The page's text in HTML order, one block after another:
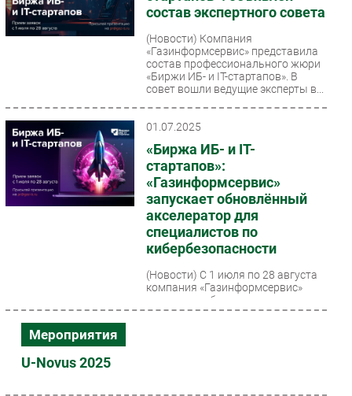
состав экспертного совета
(Новости) Компания
«Газинформсервис» представила
состав профессионального жюри
«Биржи ИБ- и IT-стартапов». В
совет вошли ведущие эксперты в...
01.07.2025
«Биржа ИБ- и IT-
стартапов»:
«Газинформсервис»
запускает обновлённый
акселератор для
специалистов по
кибербезопасности
(Новости) С 1 июля по 28 августа
компания «Газинформсервис»
проводит отбор участников для
обновлённой «Биржи ИБ- и IT-
Мероприятия
U-Novus 2025